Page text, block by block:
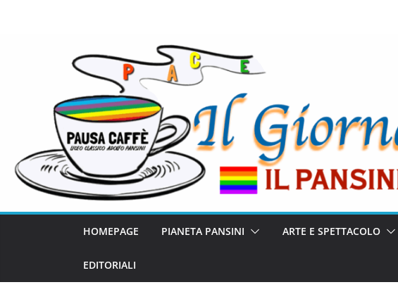
HOMEPAGE PIANETA PANSINI ARTE E SPETTACOLO
EDITORIALI